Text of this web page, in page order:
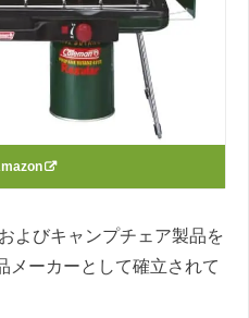
よびキャンプチェア製品を
メーカーとして確立されて